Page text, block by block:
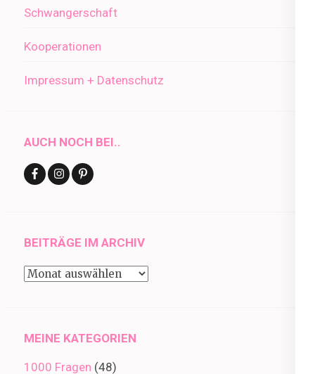
Schwangerschaft
Kooperationen
Impressum + Datenschutz
AUCH NOCH BEI..
BEITRÄGE IM ARCHIV
Beiträge
MEINE KATEGORIEN
1000 Fragen (48)